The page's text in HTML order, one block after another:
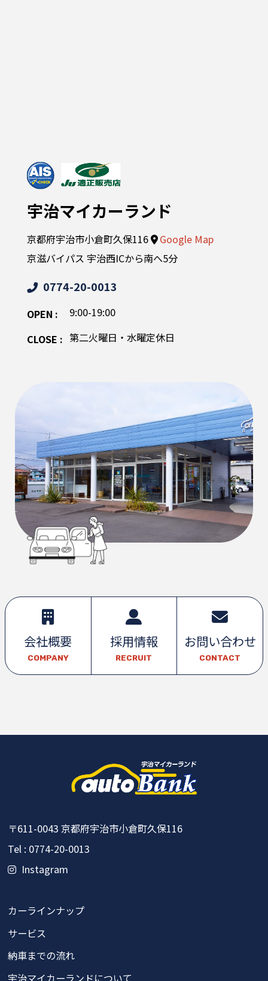
宇治マイカーランド
京都府宇治市小倉町久保116
Google Map
京滋バイパス 宇治西ICから南へ5分
0774-20-0013
OPEN :
9:00-19:00
CLOSE : 第二火曜日・水曜定休日
会社概要
COMPANY
採用情報
RECRUIT
お問い合わせ
CONTACT
〒611-0043京都府宇治市小倉町久保116
Tel : 0774-20-0013
Instagram
カーラインナップ
サービス
納車までの流れ
宇治マイカーランドについて